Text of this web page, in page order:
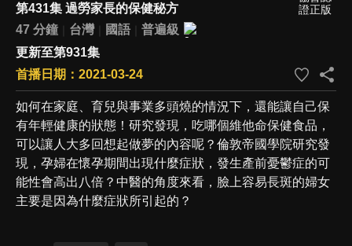
第431集 過勞家長的保健秘方
47 分鐘
台灣 國語
普遍級
更新至第931集
首播日期：2021-03-24
如何在家庭、育兒與事業多頭燒的情況下，還能讓自己保
有年輕健康的狀態！研究發現，吃哪個維他命保健食品，
可以讓人大多回想起做夢的內容呢？倫敦帝國學院研究發
現，孕婦在懷孕期間出現什麼症狀，發生產前憂鬱症的可
能性會高出八倍？中醫的角度來看，臉上容易長斑的婦女
主要是因為什麼症狀所引起的？